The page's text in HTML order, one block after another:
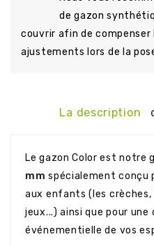
de gazon
couvrir afin de compenser
ajustements lors de la
La description
Le gazon Color est notre
mm spécialement conçu
aux enfants (les crèches,
jeux...) ainsi que pour
événementielle de vos